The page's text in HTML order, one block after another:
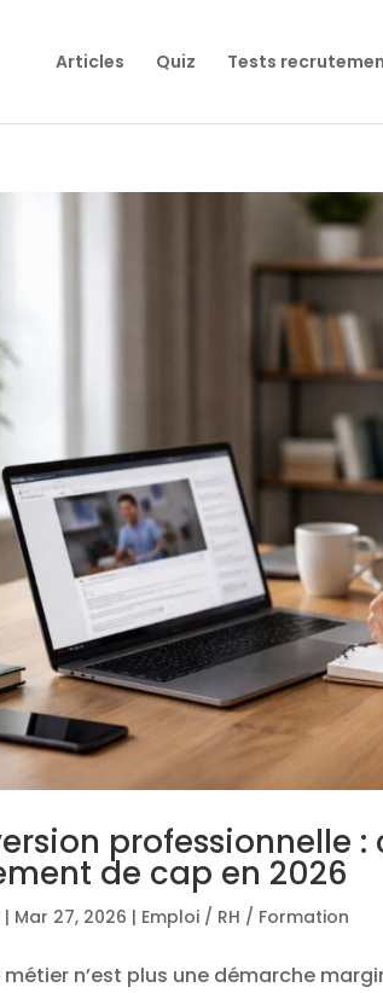
Articles Quiz Tests
professionnelle
de cap en 2026
| Mar 27, 2026 | Emploi / RH / Formation
n’est plus une démarche